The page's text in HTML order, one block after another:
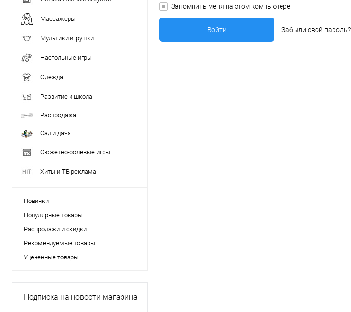
Массажеры
Мультики игрушки
Настольные игры
Одежда
Развитие и школа
Распродажа
Сад и дача
Сюжетно-ролевые игры
Хиты и ТВ реклама
Новинки
Популярные товары
Распродажи и скидки
Рекомендуемые товары
Уцененные товары
Подписка на новости магазина
Запомнить меня на этом компьютере
Забыли свой пароль?